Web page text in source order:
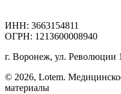
ИНН: 3663154811
ОГРН: 1213600008940
г. Воронеж, ул. Революции
© 2026, Lotem.
материалы